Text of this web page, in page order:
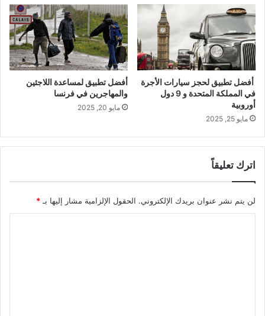
أفضل تطبيق لحجز سيارات الأجرة
في المملكة المتحدة و 9 دول
أوروبية
مايو 25, 2025
أفضل تطبيق لمساعدة اللاجئين
والمهاجرين في فرنسا
مايو 20, 2025
اترك تعليقاً
لن يتم نشر عنوان بريدك الإلكتروني. الحقول الإلزامية مشار إليها بـ*